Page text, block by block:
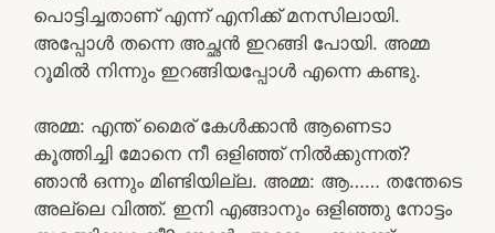
പൊട്ടിച്ചതാണ് എന്ന് എനിക്ക് മനസിലായി.
അപ്പോൾ തന്നെ അച്ഛൻ ഇറങ്ങി പോയി. അമ്മ
റൂമിൽ നിന്നും ഇറങ്ങിയപ്പോൾ എന്നെ കണ്ടു.
അമ്മ: എന്ത് മൈര് കേൾക്കാൻ ആണെടാ
കൂത്തിച്ചി മോനെ നീ ഒളിഞ്ഞ് നിൽക്കുന്നത്?
ഞാൻ ഒന്നും മിണ്ടിയില്ല. അമ്മ: ആ…… തന്തേടെ
അല്ലെ വിത്ത്. ഇനി എങ്ങാനും ഒളിഞ്ഞു നോട്ടം